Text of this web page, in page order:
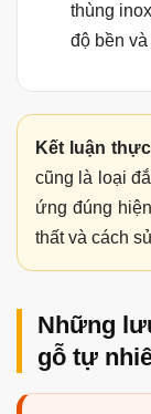
thùng
độ bền và
Kết luận
cũng là loại
ứng đúng
thất và cách
Những
gỗ tự